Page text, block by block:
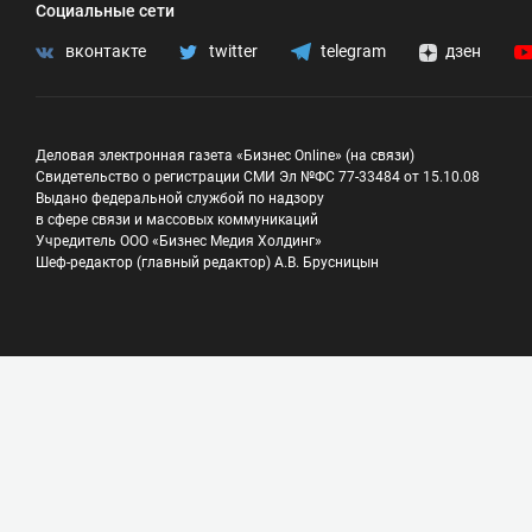
Социальные сети
вконтакте twitter telegram дзен
Деловая электронная газета «Бизнес Online» (на связи)
Свидетельство о регистрации СМИ Эл №ФС 77-33484 от 15.10.08
Выдано федеральной службой по надзору
в сфере связи и массовых коммуникаций
Учредитель ООО «Бизнес Медия Холдинг»
Шеф-редактор (главный редактор) А.В. Брусницын